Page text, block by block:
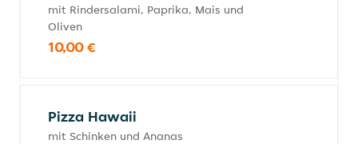
mit Rindersalami, Paprika, Mais und
Oliven
10,00 €
Pizza Hawaii
mit Schinken und Ananas